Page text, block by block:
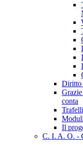
Diritto
conta
Il
C. I. A. O. -